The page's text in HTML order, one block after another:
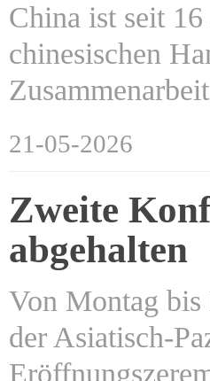
China ist seit
chinesischen
21-05-2026
Zweite
abgehalten
Von Montag bis
der Asiatisch-